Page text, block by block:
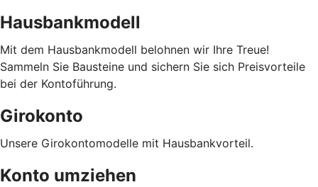
Hausbankmodell
Mit dem Hausbankmodell belohnen wir Ihre Treue!
Sammeln Sie Bausteine und sichern Sie sich Preisvorteile
bei der Kontoführung.
Girokonto
Unsere Girokontomodelle mit Hausbankvorteil.
Konto umziehen